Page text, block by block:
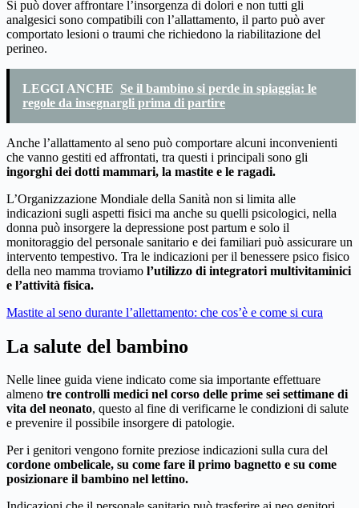
Si può dover affrontare l’insorgenza di dolori e non tutti gli
analgesici sono compatibili con l’allattamento, il parto può aver
comportato lesioni o traumi che richiedono la riabilitazione del
perineo.
LEGGI ANCHE Se il bambino si perde in spiaggia: le
regole da insegnargli prima di partire
Anche l’allattamento al seno può comportare alcuni inconvenienti
che vanno gestiti ed affrontati, tra questi i principali sono gli
ingorghi dei dotti mammari, la mastite e le ragadi.
L’Organizzazione Mondiale della Sanità non si limita alle
indicazioni sugli aspetti fisici ma anche su quelli psicologici, nella
donna può insorgere la depressione post partum e solo il
monitoraggio del personale sanitario e dei familiari può assicurare un
intervento tempestivo. Tra le indicazioni per il benessere psico fisico
della neo mamma troviamo l’utilizzo di integratori multivitaminici
e l’attività fisica.
Mastite al seno durante l’allettamento: che cos’è e come si cura
La salute del bambino
Nelle linee guida viene indicato come sia importante effettuare
almeno tre controlli medici nel corso delle prime sei settimane di
vita del neonato, questo al fine di verificarne le condizioni di salute
e prevenire il possibile insorgere di patologie.
Per i genitori vengono fornite preziose indicazioni sulla cura del
cordone ombelicale, su come fare il primo bagnetto e su come
posizionare il bambino nel lettino.